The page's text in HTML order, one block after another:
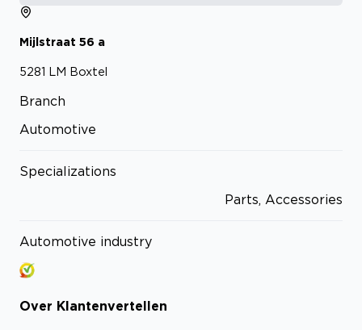
Mijlstraat 56 a
5281 LM Boxtel
Branch
Automotive
Specializations
Parts, Accessories
Automotive industry
Over Klantenvertellen